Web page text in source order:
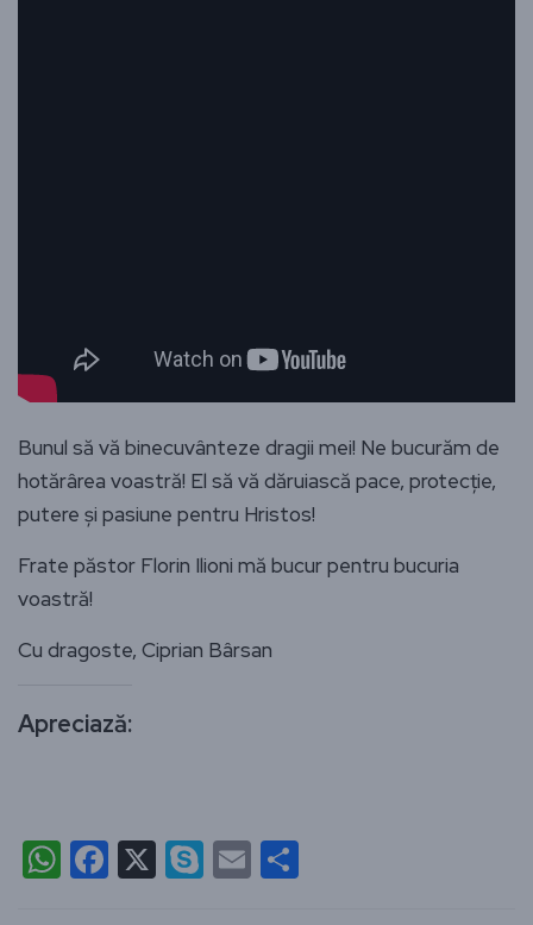
Bunul să vă binecuvânteze dragii mei! Ne bucurăm de
hotărârea voastră! El să vă dăruiască pace, protecție,
putere și pasiune pentru Hristos!
Frate păstor Florin Ilioni mă bucur pentru bucuria
voastră!
Cu dragoste, Ciprian Bârsan
Apreciază:
WhatsApp
Facebook
X Skype
Email